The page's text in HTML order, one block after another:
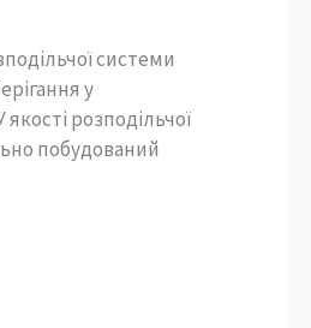
системи
у
розподільчої
побудований